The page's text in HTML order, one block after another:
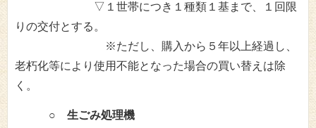
▽１世帯につき１種類１基まで、１回限
りの交付とする。
※ただし、購入から５年以上経過し、
老朽化等により使用不能となった場合の買い替えは除
く。
○ 生ごみ処理機